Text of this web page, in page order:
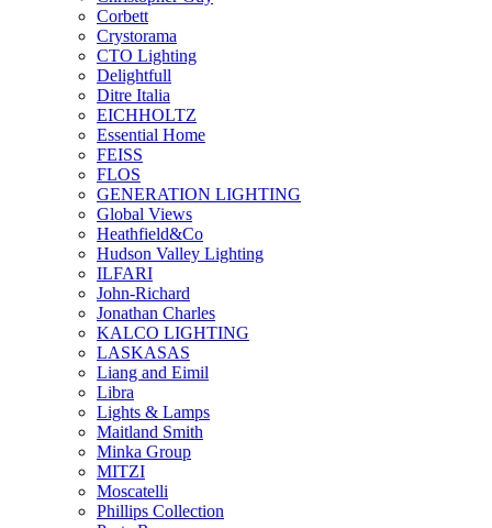
Corbett
Crystorama
CTO Lighting
Delightfull
Ditre Italia
EICHHOLTZ
Essential Home
FEISS
FLOS
GENERATION LIGHTING
Global Views
Heathfield&Co
Hudson Valley Lighting
ILFARI
John-Richard
Jonathan Charles
KALCO LIGHTING
LASKASAS
Liang and Eimil
Libra
Lights & Lamps
Maitland Smith
Minka Group
MITZI
Moscatelli
Phillips Collection